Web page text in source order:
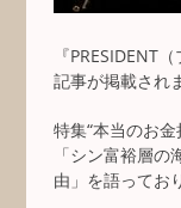
『PRESIDENT
記事が掲載され
特集“本当のお
「シン富裕層
由」を語ってお